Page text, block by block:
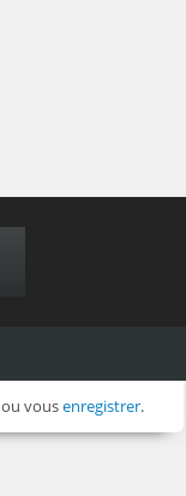
ou vousenregistrer.